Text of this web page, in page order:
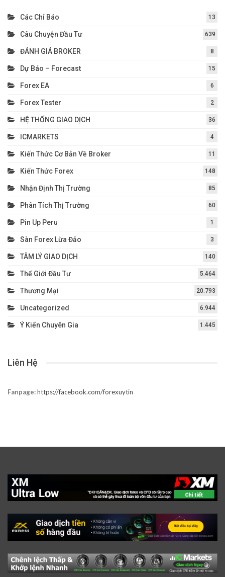
Các Chỉ Báo 13
Câu Chuyện Đầu Tư 639
ĐÁNH GIÁ BROKER 8
Dự Báo – Forecast 15
Forex EA 6
Forex Tester 2
HỆ THỐNG GIAO DỊCH 36
ICMARKETS 4
Kiến Thức Cơ Bản Về Broker 11
Kiến Thức Forex 148
Nhận Định Thị Trường 85
Phân Tích Thị Trường 60
Pin Up Peru 1
Sàn Forex Lừa Đảo 3
TÂM LÝ GIAO DỊCH 140
Thế Giới Đầu Tư 5.464
Thương Mại 20.793
Uncategorized 6.944
Ý Kiến Chuyên Gia 1.445
Liên Hệ
Fanpage:https://facebook.com/forexuytin